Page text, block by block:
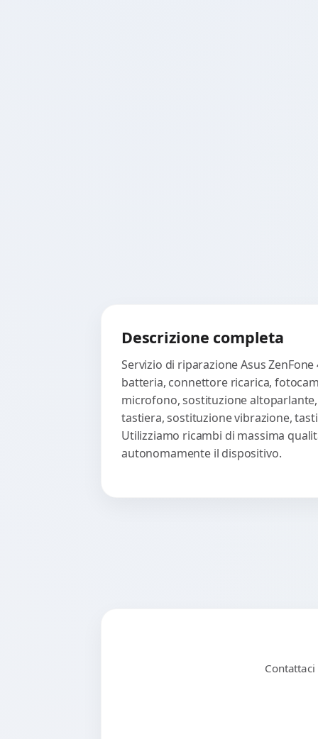
Descrizione completa
Servizio di riparazione Asus
batteria, connettore ricarica,
microfono, sostituzione
tastiera, sostituzione vibrazione,
Utilizziamo ricambi di massima
autonomamente il dispositivo.